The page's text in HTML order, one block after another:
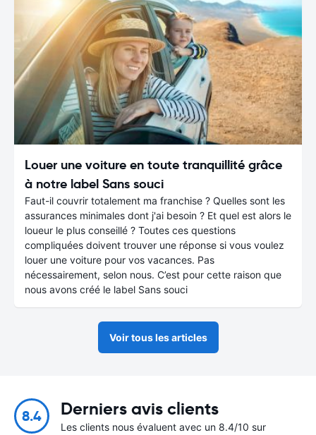
Louer une voiture en toute tranquillité grâce
à notre label Sans souci
Faut-il couvrir totalement ma franchise ? Quelles sont les
assurances minimales dont j'ai besoin ? Et quel est alors le
loueur le plus conseillé ? Toutes ces questions
compliquées doivent trouver une réponse si vous voulez
louer une voiture pour vos vacances. Pas
nécessairement, selon nous. C’est pour cette raison que
nous avons créé le label Sans souci
Voir tous les articles
8.4 Derniers avis clients
Les clients nous évaluent avec un 8.4/10 sur